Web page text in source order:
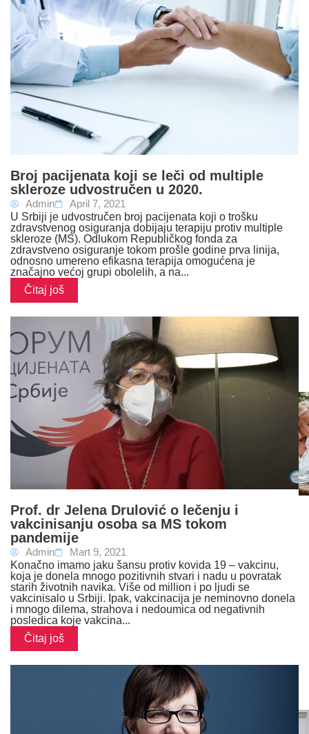
Broj pacijenata koji se leči od multiple
skleroze udvostručen u 2020.
Admin
April 7, 2021
U Srbiji je udvostručen broj pacijenata koji o trošku
zdravstvenog osiguranja dobijaju terapiju protiv multiple
skleroze (MS). Odlukom Republičkog fonda za
zdravstveno osiguranje tokom prošle godine prva linija,
odnosno umereno efikasna terapija omogućena je
značajno većoj grupi obolelih, a na...
Čitaj još
Prof. dr Jelena Drulović o lečenju i
vakcinisanju osoba sa MS tokom
pandemije
Admin
Mart 9, 2021
Konačno imamo jaku šansu protiv kovida 19 – vakcinu,
koja je donela mnogo pozitivnih stvari i nadu u povratak
starih životnih navika. Više od million i po ljudi se
vakcinisalo u Srbiji. Ipak, vakcinacija je neminovno donela
i mnogo dilema, strahova i nedoumica od negativnih
posledica koje vakcina...
Čitaj još